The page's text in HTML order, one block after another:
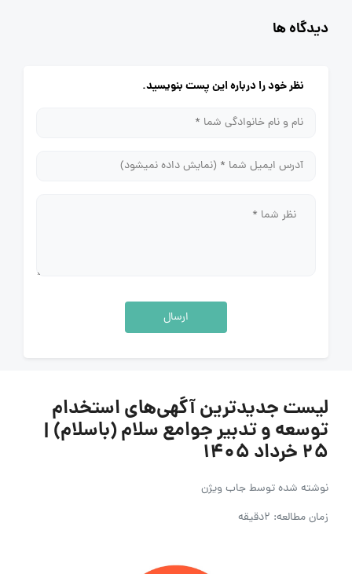
دیدگاه ها
نظر خود را درباره این پست بنویسید.
ارسال
لیست جدیدترین آگهی‌های استخدام
توسعه و تدبیر جوامع سلام (باسلام) |
۲۵ خرداد ۱۴۰۵
نوشته شده توسطجاب ویژن
زمان مطالعه: 2دقیقه